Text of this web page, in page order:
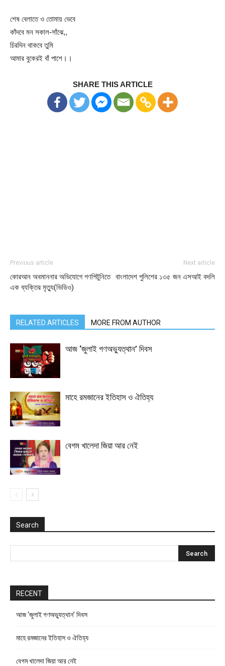
শেষ বেলাতে ও তোমায় ভেবে
কাঁদবে মন সকাল-সাঁঝে,,
চিরদিন থাকবে তুমি
আমার বুকেরই বাঁ পাশে।।
SHARE THIS ARTICLE
Previous article
কোরআন অবমাননার অভিযোগে গণপিটুনিতে
এক ব্যক্তির মৃত্যু(ভিডিও)
Next article
বাংলাদেশ পুলিশের ১৩৫ জন এসআই বদলি
RELATED ARTICLES MORE FROM AUTHOR
আজ ‘জুলাই গণঅভ্যুত্থান’ দিবস
মাহে রমজানের ইতিহাস ও ঐতিহ্য
বেগম খালেদা জিয়া আর নেই
Search
RECENT
আজ ‘জুলাই গণঅভ্যুত্থান’ দিবস
মাহে রমজানের ইতিহাস ও ঐতিহ্য
বেগম খালেদা জিয়া আর নেই